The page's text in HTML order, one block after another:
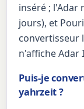
inséré ; l'Adar
jours), et
convertisseur
n'affiche Adar
Puis-je
yahrzeit ?